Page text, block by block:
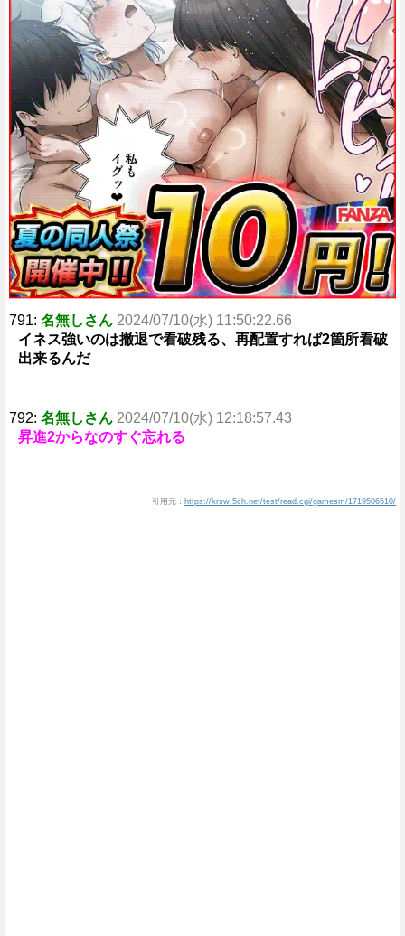
791: 名無しさん 2024/07/10(水) 11:50:22.66
イネス強いのは撤退で看破残る、再配置すれば2箇所看破
出来るんだ
792: 名無しさん 2024/07/10(水) 12:18:57.43
昇進2からなのすぐ忘れる
引用元： https://krsw.5ch.net/test/read.cgi/gamesm/1719506510/